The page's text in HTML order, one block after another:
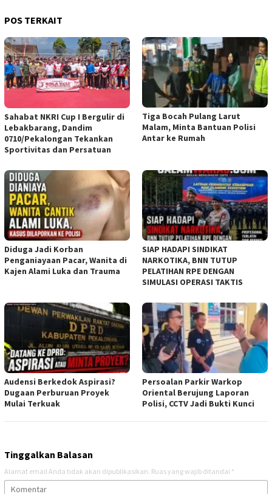
POS TERKAIT
Sahabat NKRI Cup I Bergulir di
Lebakbarang, Dandim
0710/Pekalongan Tekankan
Sportivitas dan Persatuan
Tiga Bocah Pulang Larut
Malam, Minta Bantuan Polisi
Antar ke Rumah
Diduga Jadi Korban
Penganiayaan Pacar, Wanita di
Kajen Alami Luka dan Trauma
SIAP HADAPI SINDIKAT
NARKOTIKA, BNN TUTUP
PELATIHAN RPE DENGAN
SIMULASI OPERASI TAKTIS
Audensi Berkedok Aspirasi?
Dugaan Perburuan Proyek
Mulai Terkuak
Persoalan Parkir Warkop
Oriental Berujung Laporan
Polisi, CCTV Jadi Bukti Kunci
Tinggalkan Balasan
Alamat email Anda tidak akan dipublikasikan. Ruas yang wajib ditandai *